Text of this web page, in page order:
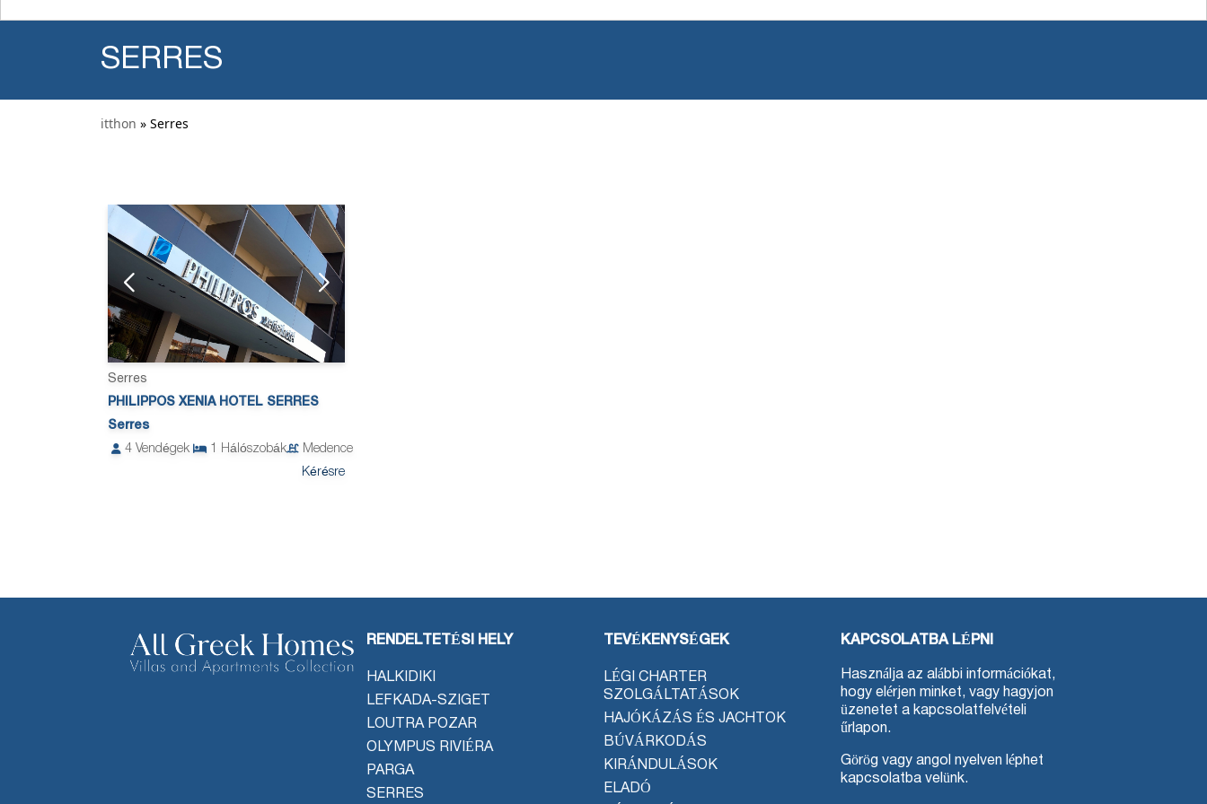
SERRES
itthon » Serres
Serres
PHILIPPOS XENIA HOTEL SERRES
Serres
4 Vendégek 1 Hálószobák
Medence
Kérésre
RENDELTETÉSI HELY
HALKIDIKI
LEFKADA-SZIGET
LOUTRA POZAR
OLYMPUS RIVIÉRA
PARGA
SERRES
TEVÉKENYSÉGEK
LÉGI CHARTER
SZOLGÁLTATÁSOK
HAJÓKÁZÁS ÉS JACHTOK
BÚVÁRKODÁS
KIRÁNDULÁSOK
ELADÓ
KAPCSOLATBA LÉPNI
Használja az alábbi információkat,
hogy elérjen minket, vagy hagyjon
üzenetet a kapcsolatfelvételi
űrlapon.
Görög vagy angol nyelven léphet
kapcsolatba velünk.